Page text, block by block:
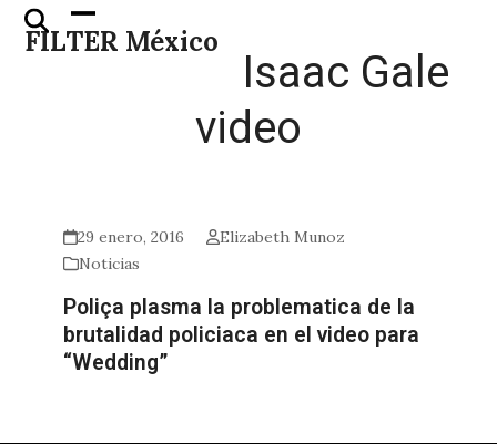
Skip
FILTER México
Open
mobile
Close
mobile
Isaac Gale
video
29 enero, 2016
Elizabeth Munoz
Noticias
Poliça plasma la problematica de la
brutalidad policiaca en el video para
“Wedding”